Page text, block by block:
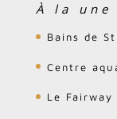
À la une
Bains de
Centre
Le Fairway